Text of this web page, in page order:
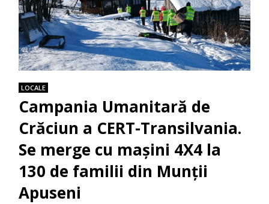
LOCALE
Campania Umanitară de
Crăciun a CERT-Transilvania.
Se merge cu mașini 4X4 la
130 de familii din Munții
Apuseni